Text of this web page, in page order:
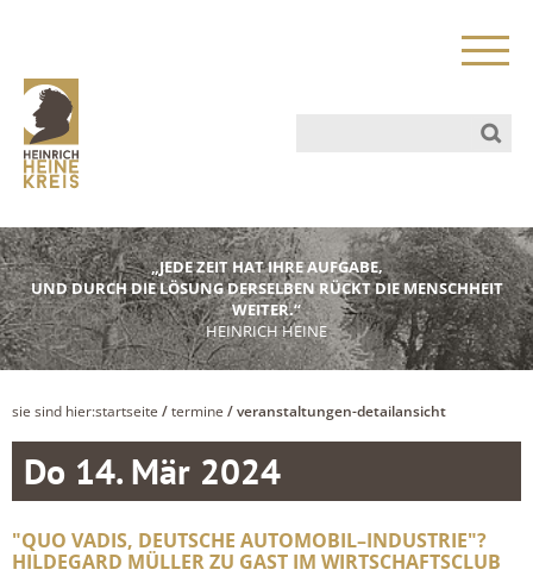
„JEDE ZEIT HAT IHRE AUFGABE,
UND DURCH DIE LÖSUNG DERSELBEN RÜCKT DIE MENSCHHEIT
WEITER.“
HEINRICH HEINE
sie sind hier:startseite /termine / veranstaltungen-detailansicht
Do 14. Mär 2024
"QUO VADIS, DEUTSCHE AUTOMOBIL–INDUSTRIE"?
HILDEGARD MÜLLER ZU GAST IM WIRTSCHAFTSCLUB